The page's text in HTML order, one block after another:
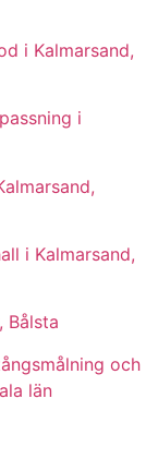
i Kalmarsand,
i
i Kalmarsand,
Bålsta
och
län